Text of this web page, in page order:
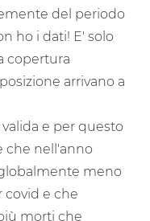
del periodo
ho i dati! E' solo
copertura
arrivano a
e per questo
che nell'anno
meno
covid e che
morti che